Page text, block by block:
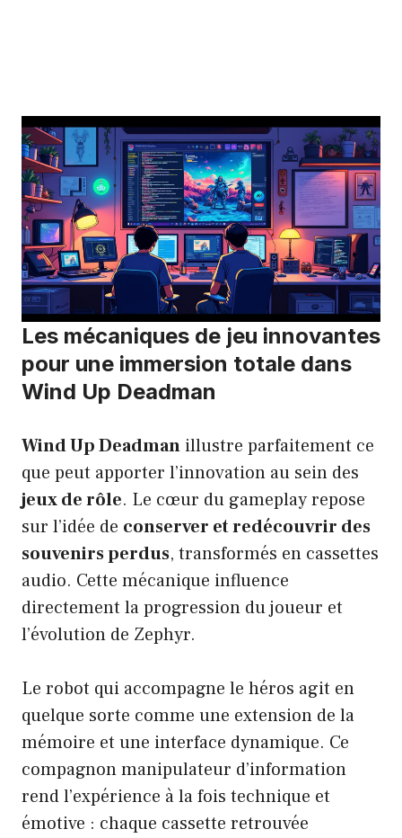
Les mécaniques de jeu innovantes
pour une immersion totale dans
Wind Up Deadman
Wind Up Deadman illustre parfaitement ce
que peut apporter l’innovation au sein des
jeux de rôle. Le cœur du gameplay repose
sur l’idée de conserver et redécouvrir des
souvenirs perdus, transformés en cassettes
audio. Cette mécanique influence
directement la progression du joueur et
l’évolution de Zephyr.
Le robot qui accompagne le héros agit en
quelque sorte comme une extension de la
mémoire et une interface dynamique. Ce
compagnon manipulateur d’information
rend l’expérience à la fois technique et
émotive : chaque cassette retrouvée